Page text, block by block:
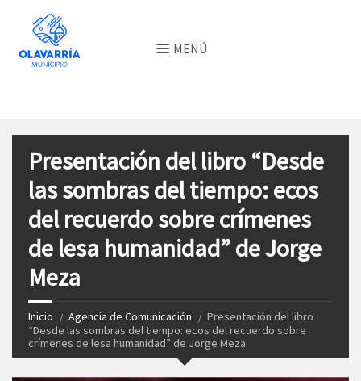
MENÚ
Presentación del libro “Desde
las sombras del tiempo: ecos
del recuerdo sobre crímenes
de lesa humanidad” de Jorge
Meza
Inicio Agencia de Comunicación
Presentación del libro
“Desde las sombras del tiempo: ecos del recuerdo sobre
crímenes de lesa humanidad” de Jorge Meza